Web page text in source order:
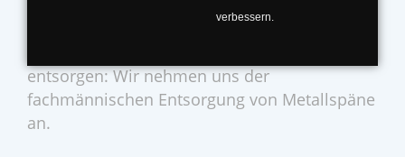
entsorgen: Wir nehmen uns der
fachmännischen Entsorgung von Metallspäne
an.
verbessern.